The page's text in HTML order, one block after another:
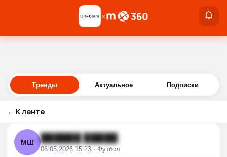
Войти
×
Тренды Актуальное Подписки
← К ленте
МШ ██████ █████
06.05.2026 15:23 · Футбол